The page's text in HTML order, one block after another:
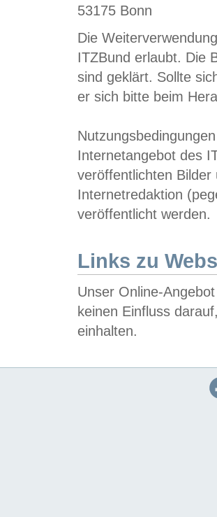
53175 Bonn
Die
ITZBund erlaubt. Die
sind geklärt. Sollte
er sich bitte beim
Internetangebot des
veröffentlichten
Internetredaktion
veröffentlicht werden.
Links zu
Unser Online-
keinen Einfluss
einhalten.